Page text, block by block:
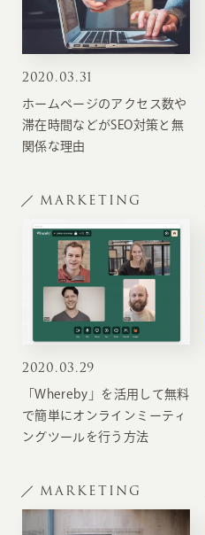
2020.03.31
ホームページのアクセス数や
滞在時間などがSEO対策と無
関係な理由
MARKETING
2020.03.29
「Whereby」を活用して無料
で簡単にオンラインミーティ
ングツールを行う方法
MARKETING